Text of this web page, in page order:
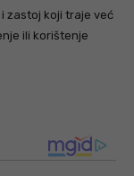
zastoj koji traje već
ili korištenje